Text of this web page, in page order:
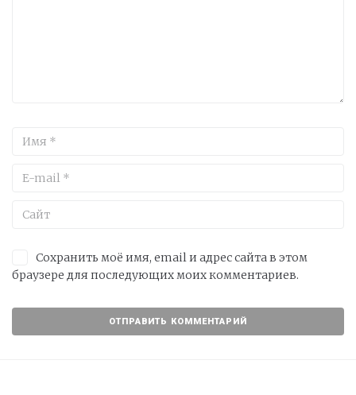
Сохранить моё имя, email и адрес сайта в этом
браузере для последующих моих комментариев.